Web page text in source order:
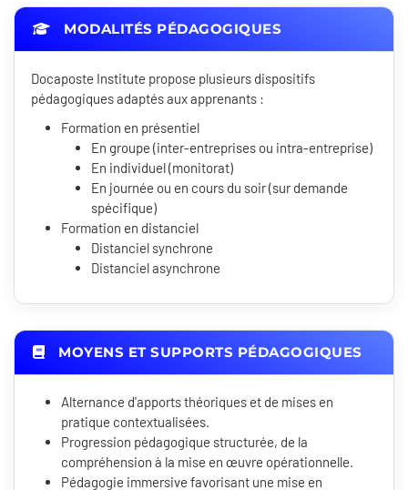
MODALITÉS PÉDAGOGIQUES
Docaposte Institute propose plusieurs dispositifs
pédagogiques adaptés aux apprenants :
Formation en présentiel
En groupe (inter-entreprises ou intra-entreprise)
En individuel (monitorat)
En journée ou en cours du soir (sur demande
spécifique)
Formation en distanciel
Distanciel synchrone
Distanciel asynchrone
MOYENS ET SUPPORTS PÉDAGOGIQUES
Alternance d'apports théoriques et de mises en
pratique contextualisées.
Progression pédagogique structurée, de la
compréhension à la mise en œuvre opérationnelle.
Pédagogie immersive favorisant une mise en